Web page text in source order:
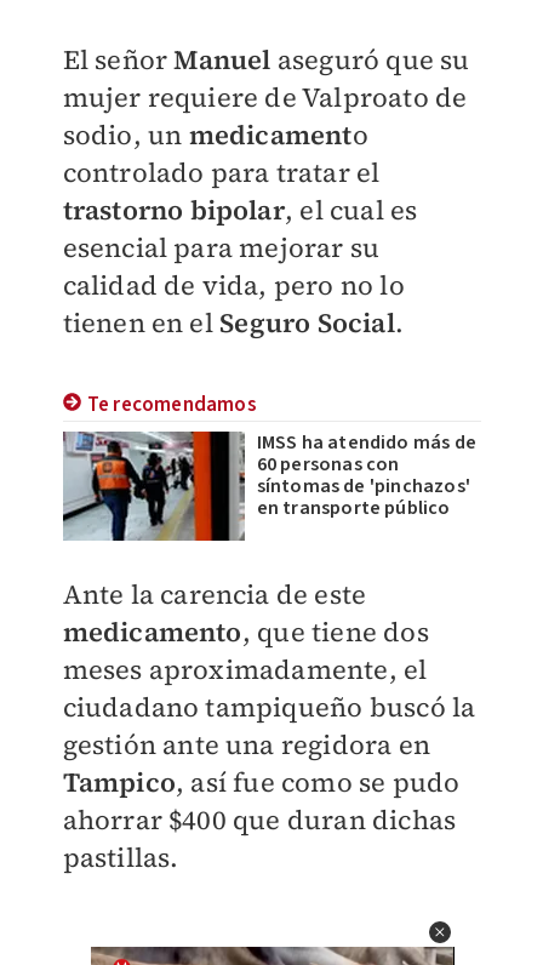
El señorManuel aseguró que su
mujer requiere de Valproato de
sodio, un medicamento
controlado para tratar el
trastorno bipolar, el cual es
esencial para mejorar su
calidad de vida, pero no lo
tienen en el Seguro Social.
Te recomendamos
IMSS ha atendido más de
60 personas con
síntomas de 'pinchazos'
en transporte público
Ante la carencia de este
medicamento, que tiene dos
meses aproximadamente, el
ciudadano tampiqueño buscó la
gestión ante una regidora en
Tampico, así fue como se pudo
ahorrar $400 que duran dichas
pastillas.